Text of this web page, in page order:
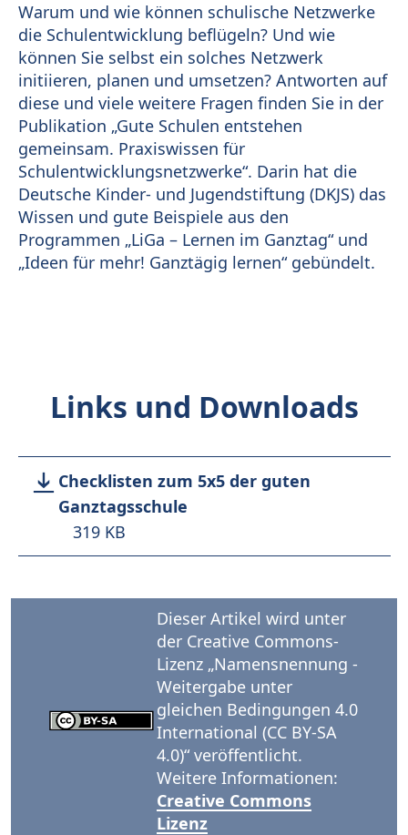
Warum und wie können schulische Netzwerke
die Schulentwicklung beflügeln? Und wie
können Sie selbst ein solches Netzwerk
initiieren, planen und umsetzen? Antworten auf
diese und viele weitere Fragen finden Sie in der
Publikation „Gute Schulen entstehen
gemeinsam. Praxiswissen für
Schulentwicklungsnetzwerke“. Darin hat die
Deutsche Kinder- und Jugendstiftung (DKJS) das
Wissen und gute Beispiele aus den
Programmen „LiGa – Lernen im Ganztag“ und
„Ideen für mehr! Ganztägig lernen“ gebündelt.
Links und Downloads
Checklisten zum 5x5 der guten
Ganztagsschule
319 KB
Dieser Artikel wird unter
der Creative Commons-
Lizenz „Namensnennung -
Weitergabe unter
gleichen Bedingungen 4.0
International (CC BY-SA
4.0)“ veröffentlicht.
Weitere Informationen:
Creative Commons
Lizenz